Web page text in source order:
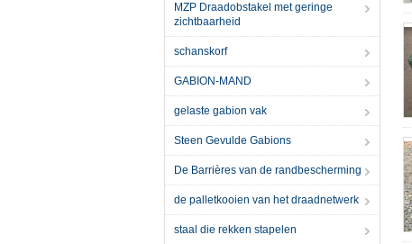
MZP Draadobstakel met geringe
zichtbaarheid
schanskorf
GABION-MAND
gelaste gabion vak
Steen Gevulde Gabions
De Barrières van de randbescherming
de palletkooien van het draadnetwerk
staal die rekken stapelen